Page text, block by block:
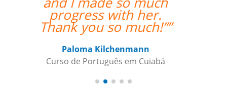
Gilvana Soledade
Curso de Inglês em Belém